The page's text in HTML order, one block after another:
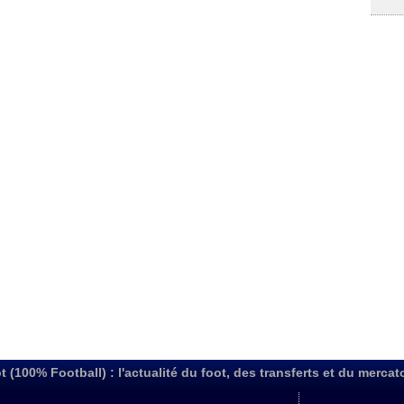
(100% Football) : l'actualité du foot, des transferts et du